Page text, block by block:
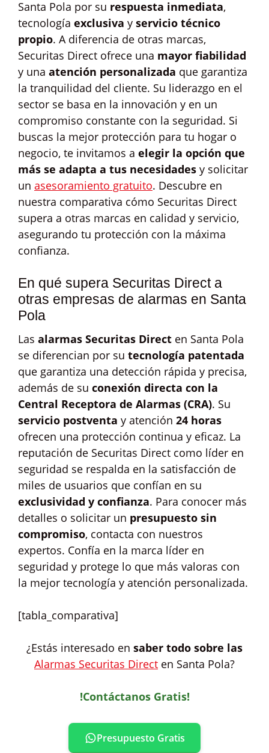
Santa Pola por su respuesta inmediata,
tecnología exclusiva y servicio técnico
propio. A diferencia de otras marcas,
Securitas Direct ofrece una mayor fiabilidad
y una atención personalizada que garantiza
la tranquilidad del cliente. Su liderazgo en el
sector se basa en la innovación y en un
compromiso constante con la seguridad. Si
buscas la mejor protección para tu hogar o
negocio, te invitamos a elegir la opción que
más se adapta a tus necesidades y solicitar
un asesoramiento gratuito. Descubre en
nuestra comparativa cómo Securitas Direct
supera a otras marcas en calidad y servicio,
asegurando tu protección con la máxima
confianza.
En qué supera Securitas Direct a
otras empresas de alarmas en Santa
Pola
Las alarmas Securitas Direct en Santa Pola
se diferencian por su tecnología patentada
que garantiza una detección rápida y precisa,
además de su conexión directa con la
Central Receptora de Alarmas (CRA). Su
servicio postventa y atención 24 horas
ofrecen una protección continua y eficaz. La
reputación de Securitas Direct como líder en
seguridad se respalda en la satisfacción de
miles de usuarios que confían en su
exclusividad y confianza. Para conocer más
detalles o solicitar un presupuesto sin
compromiso, contacta con nuestros
expertos. Confía en la marca líder en
seguridad y protege lo que más valoras con
la mejor tecnología y atención personalizada.
[tabla_comparativa]
¿Estás interesado en saber todo sobre las
Alarmas Securitas Direct en Santa Pola?
!Contáctanos Gratis!
Presupuesto Gratis